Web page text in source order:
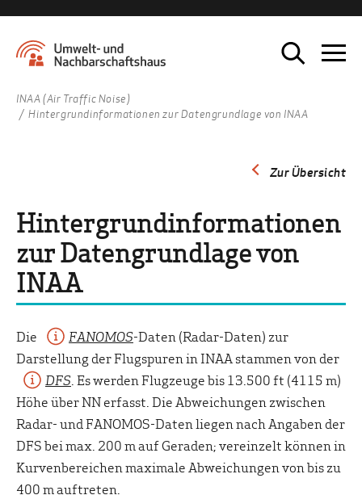
INAA (Air Traffic Noise)
Hintergrundinformationen zur Datengrundlage von INAA
Zur Übersicht
Hintergrundinformationen
zur Datengrundlage von
INAA
Die FANOMOS-Daten (Radar-Daten) zur
Darstellung der Flugspuren in INAA stammen von der
DFS . Es werden Flugzeuge bis 13.500 ft (4115 m)
Höhe über NN erfasst. Die Abweichungen zwischen
Radar- und FANOMOS-Daten liegen nach Angaben der
DFS bei max. 200 m auf Geraden; vereinzelt können in
Kurvenbereichen maximale Abweichungen von bis zu
400 m auftreten.